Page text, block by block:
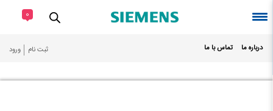
to
درباره ما تماس با ما ثبت نام ورود
0